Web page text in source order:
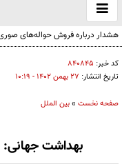
باز
و
هشدار درباره فروش حواله‌های
کد خبر: ۸۴۰۸۴۵
تاریخ انتشار: ۲۷ بهمن ۱۴۰۲ - ۱۰:۱۹
صفحه نخست »بین الملل
بهداشت